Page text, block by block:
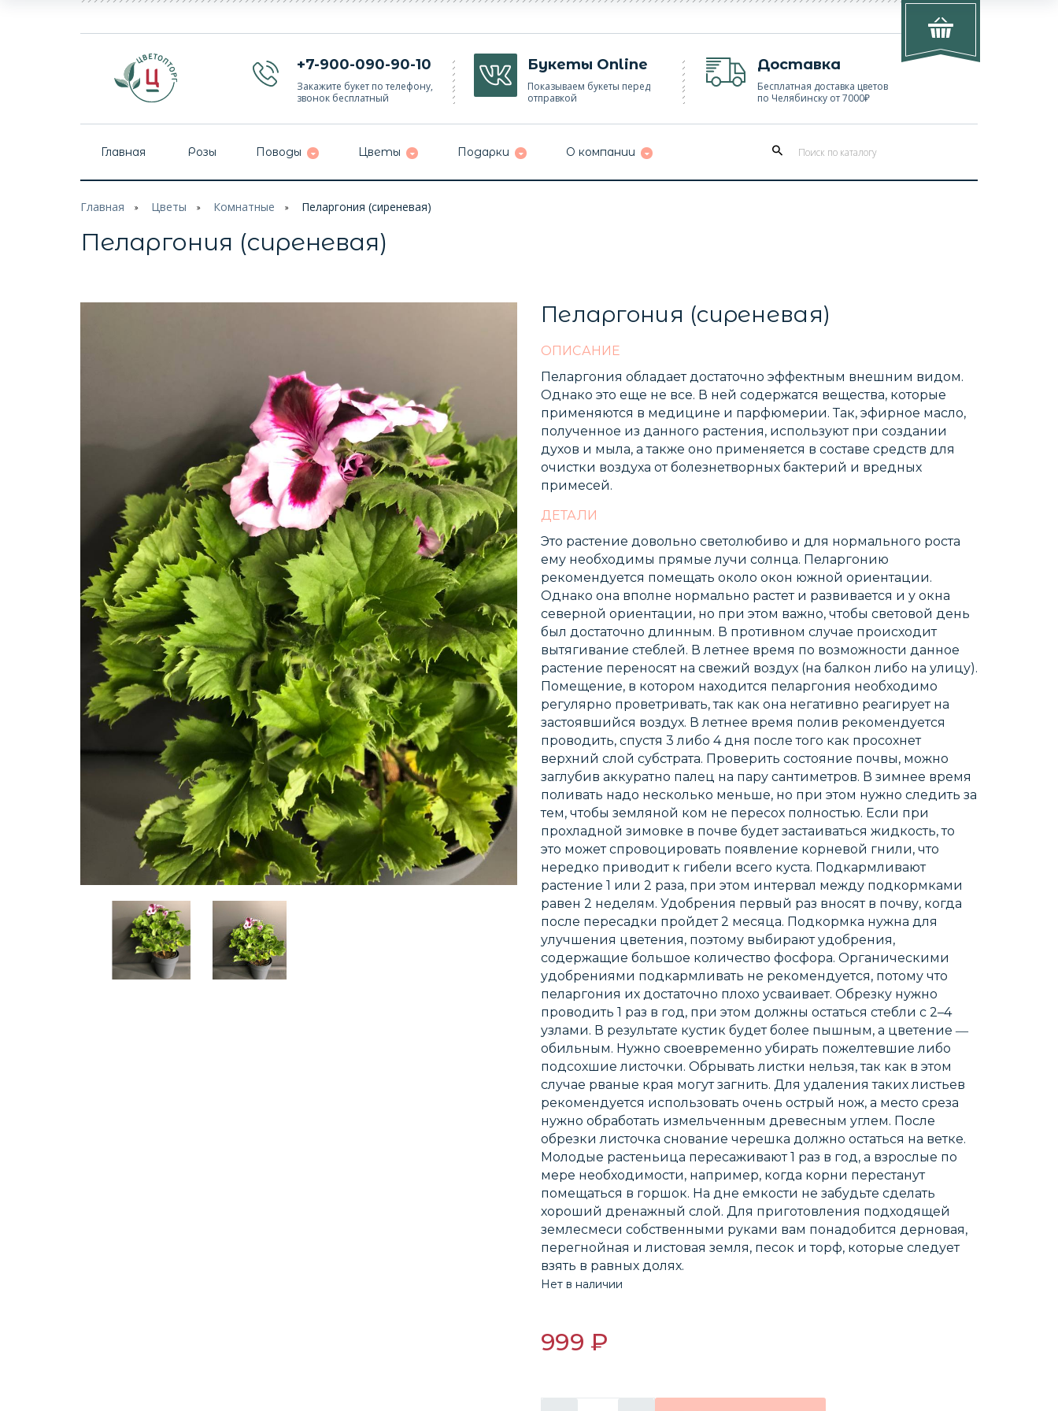
+7-900-090-90-10
Закажите букет по телефону,
звонок бесплатный
Букеты Online
Показываем букеты перед
отправкой
Доставка
Бесплатная доставка цветов
по Челябинску от 7000₽
Главная Розы Поводы Цветы Подарки О компании
Главная Цветы Комнатные Пеларгония (сиреневая)
Пеларгония (сиреневая)
Пеларгония (сиреневая)
ОПИСАНИЕ
Пеларгония обладает достаточно эффектным внешним видом.
Однако это еще не все. В ней содержатся вещества, которые
применяются в медицине и парфюмерии. Так, эфирное масло,
полученное из данного растения, используют при создании
духов и мыла, а также оно применяется в составе средств для
очистки воздуха от болезнетворных бактерий и вредных
примесей.
ДЕТАЛИ
Это растение довольно светолюбиво и для нормального роста
ему необходимы прямые лучи солнца. Пеларгонию
рекомендуется помещать около окон южной ориентации.
Однако она вполне нормально растет и развивается и у окна
северной ориентации, но при этом важно, чтобы световой день
был достаточно длинным. В противном случае происходит
вытягивание стеблей. В летнее время по возможности данное
растение переносят на свежий воздух (на балкон либо на улицу).
Помещение, в котором находится пеларгония необходимо
регулярно проветривать, так как она негативно реагирует на
застоявшийся воздух. В летнее время полив рекомендуется
проводить, спустя 3 либо 4 дня после того как просохнет
верхний слой субстрата. Проверить состояние почвы, можно
заглубив аккуратно палец на пару сантиметров. В зимнее время
поливать надо несколько меньше, но при этом нужно следить за
тем, чтобы земляной ком не пересох полностью. Если при
прохладной зимовке в почве будет застаиваться жидкость, то
это может спровоцировать появление корневой гнили, что
нередко приводит к гибели всего куста. Подкармливают
растение 1 или 2 раза, при этом интервал между подкормками
равен 2 неделям. Удобрения первый раз вносят в почву, когда
после пересадки пройдет 2 месяца. Подкормка нужна для
улучшения цветения, поэтому выбирают удобрения,
содержащие большое количество фосфора. Органическими
удобрениями подкармливать не рекомендуется, потому что
пеларгония их достаточно плохо усваивает. Обрезку нужно
проводить 1 раз в год, при этом должны остаться стебли с 2–4
узлами. В результате кустик будет более пышным, а цветение ―
обильным. Нужно своевременно убирать пожелтевшие либо
подсохшие листочки. Обрывать листки нельзя, так как в этом
случае рваные края могут загнить. Для удаления таких листьев
рекомендуется использовать очень острый нож, а место среза
нужно обработать измельченным древесным углем. После
обрезки листочка снование черешка должно остаться на ветке.
Молодые растеньица пересаживают 1 раз в год, а взрослые по
мере необходимости, например, когда корни перестанут
помещаться в горшок. На дне емкости не забудьте сделать
хороший дренажный слой. Для приготовления подходящей
землесмеси собственными руками вам понадобится дерновая,
перегнойная и листовая земля, песок и торф, которые следует
взять в равных долях.
Нет в наличии
999 ₽